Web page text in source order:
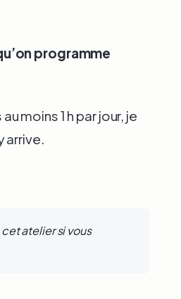
programme
moins 1 h par jour, je
arrive.
atelier si vous